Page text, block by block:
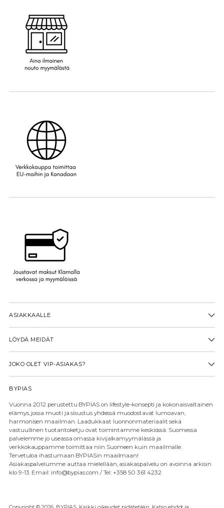
ASIAKKAALLE
LÖYDÄ MEIDÄT
JOKO OLET VIP-ASIAKAS?
BYPIAS
Vuonna 2012 perustettu BYPIAS on lifestyle-konsepti ja kokonaisvaltainen
elämys, jossa muoti ja sisustus yhdessä muodostavat lumoavan,
harmonisen maailman. Laadukkaat luonnonmateriaalit sekä
vastuullinen tuotantoketju ovat toimintamme keskiössä. Suomessa
palvelemme jo useassa omassa kivijalkamyymälässä ja
verkkokauppamme toimittaa niin Suomeen kuin maailmalle.
Tervetuloa ihastumaan BYPIASin maailmaan!
Asiakaspalvelumme auttaa mielellään, asiakaspalvelu on avoinna arkisin
klo 9-13. Email: info@bypias.com / Tel: +358 50 361 4232